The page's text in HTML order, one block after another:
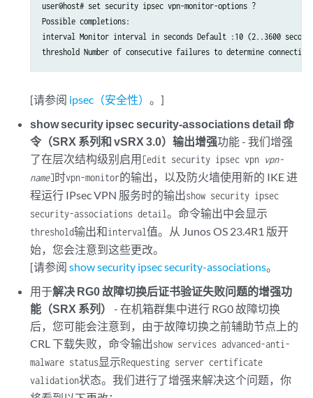
user@host# set security ipsec vpn-monitor-options ?
Possible completions:
interval Monitor interval in seconds Default :10 (2..3600
threshold Number of consecutive failures to determine
[请参阅 ipsec（安全性）。]
show security ipsec security-associations detail 命
令（SRX 系列和 vSRX 3.0）输出增强功能 - 我们增强
了在层次结构级别启用 [edit security ipsec vpn vpn-
name]时vpn-monitor的输出，以及防火墙使用新的 IKE 进
程运行 IPsec VPN 服务时的输出show security ipsec
security-associations detail。命令输出中会显示
threshold输出和interval值。从 Junos OS 23.4R1 版开
始，您会注意到这些更改。
[请参阅show security ipsec security-associations。
用于解决 RG0 故障切换后证书验证失败问题的增强功
能（SRX 系列）
- 在机箱群集中进行 RG0 故障切换
后，您可能会注意到，由于故障切换之前辅助节点上的
CRL 下载失败，命令输出show services advanced-anti-
malware status显示Requesting server certificate
validation状态。我们进行了增强来解决这个问题，你